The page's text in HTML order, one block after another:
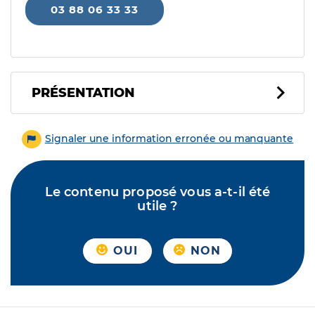
03 88 06 33 33
PRÉSENTATION
Signaler une information erronée ou manquante
Le contenu proposé vous a-t-il été
utile ?
OUI NON